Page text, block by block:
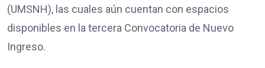
(UMSNH), las cuales aún cuentan con espacios
disponibles en la tercera Convocatoria de Nuevo
Ingreso.